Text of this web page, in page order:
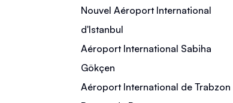
Nouvel Aéroport International
d'Istanbul
Aéroport International Sabiha
Gökçen
Aéroport International de Trabzon